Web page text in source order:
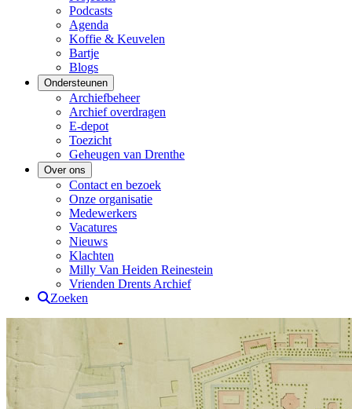
Podcasts
Agenda
Koffie & Keuvelen
Bartje
Blogs
Ondersteunen
Archiefbeheer
Archief overdragen
E-depot
Toezicht
Geheugen van Drenthe
Over ons
Contact en bezoek
Onze organisatie
Medewerkers
Vacatures
Nieuws
Klachten
Milly Van Heiden Reinestein
Vrienden Drents Archief
Zoeken
Drents Archief